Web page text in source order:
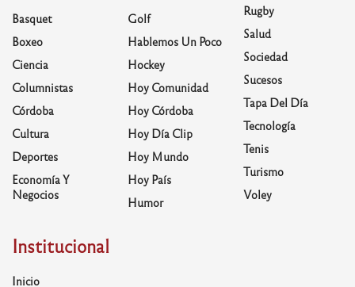
Basquet
Boxeo
Ciencia
Columnistas
Córdoba
Cultura
Deportes
Economía Y
Negocios
Golf
Hablemos Un Poco
Hockey
Hoy Comunidad
Hoy Córdoba
Hoy Día Clip
Hoy Mundo
Hoy País
Humor
Rugby
Salud
Sociedad
Sucesos
Tapa Del Día
Tecnología
Tenis
Turismo
Voley
Institucional
Inicio